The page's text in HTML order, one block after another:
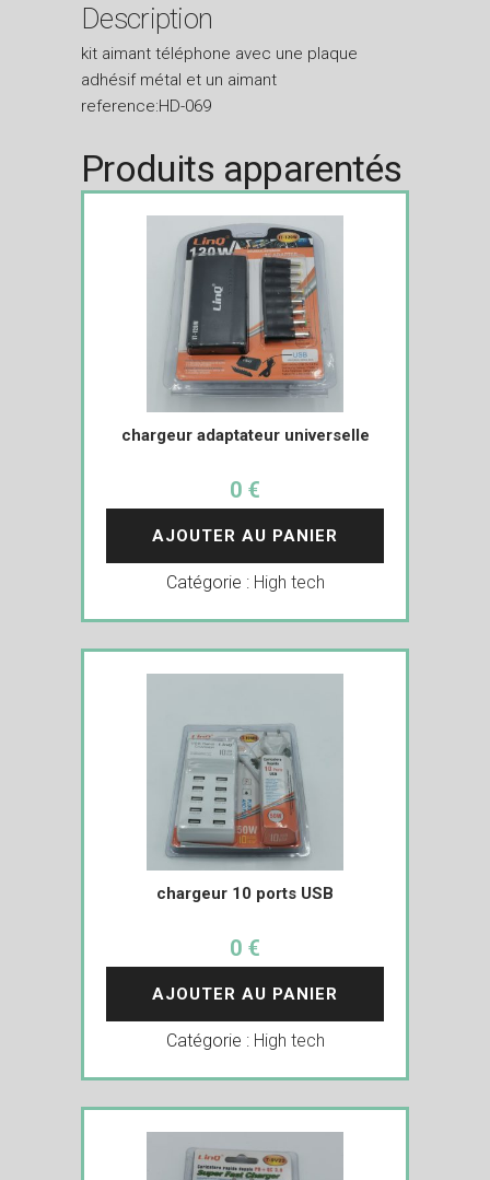
Description
kit aimant téléphone avec une plaque
adhésif métal et un aimant
reference:HD-069
Produits apparentés
chargeur adaptateur universelle
0 €
AJOUTER AU PANIER
Catégorie : High tech
chargeur 10 ports USB
0 €
AJOUTER AU PANIER
Catégorie : High tech